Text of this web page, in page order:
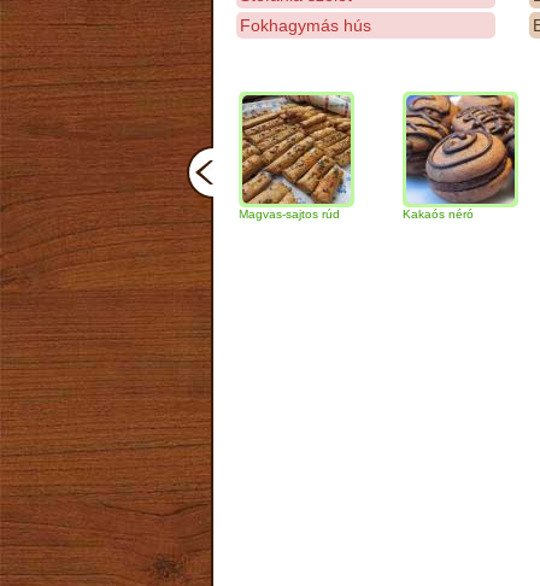
Fokhagymás hús
Csokoládés-diós
szendvics
Magvas-sajtos rúd Kakaós néró